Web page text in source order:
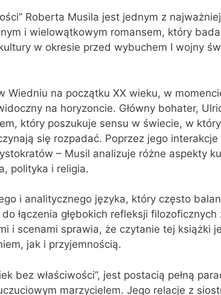
Roberta Musila jest jednym z
i wielowątkowym romansem, który
w okresie przed wybuchem I wojny
Wiedniu na początku XX wieku, w
na horyzoncie. Główny bohater,
który poszukuje sensu w świecie, w
się rozpadać. Poprzez jego
– Musil analizuje różne aspekty
polityka i religia.
i analitycznego języka, który często
łączenia głębokich refleksji filozoficznych
i scenami sprawia, że czytanie tej książki
jak i przyjemnością.
bez właściwości”, jest postacią pełną
marzycielem. Jego relacje z